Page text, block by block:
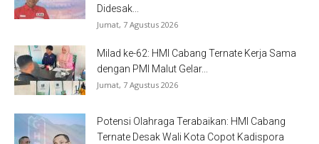
Didesak...
Jumat, 7 Agustus 2026
Milad ke-62: HMI Cabang Ternate Kerja Sama
dengan PMI Malut Gelar...
Jumat, 7 Agustus 2026
Potensi Olahraga Terabaikan: HMI Cabang
Ternate Desak Wali Kota Copot Kadispora